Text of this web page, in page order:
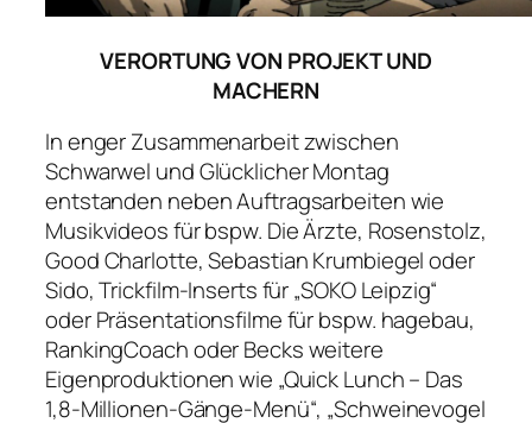
VERORTUNG VON PROJEKT UND
MACHERN
In enger Zusammenarbeit zwischen
Schwarwel und Glücklicher Montag
entstanden neben Auftragsarbeiten wie
Musikvideos für bspw. Die Ärzte, Rosenstolz,
Good Charlotte, Sebastian Krumbiegel oder
Sido, Trickfilm-Inserts für „SOKO Leipzig“
oder Präsentationsfilme für bspw. hagebau,
RankingCoach oder Becks weitere
Eigenproduktionen wie „Quick Lunch – Das
1,8-Millionen-Gänge-Menü“, „Schweinevogel